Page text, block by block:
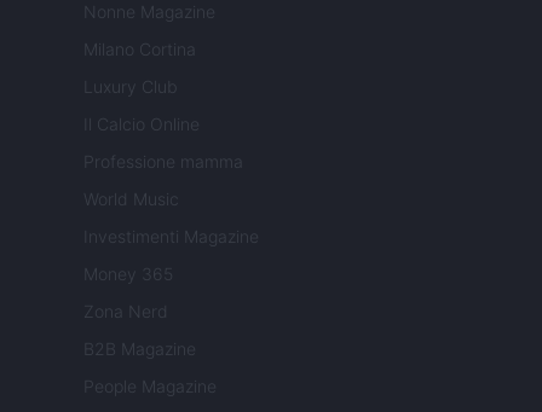
Nonne Magazine
Milano Cortina
Luxury Club
Il Calcio Online
Professione mamma
World Music
Investimenti Magazine
Money 365
Zona Nerd
B2B Magazine
People Magazine